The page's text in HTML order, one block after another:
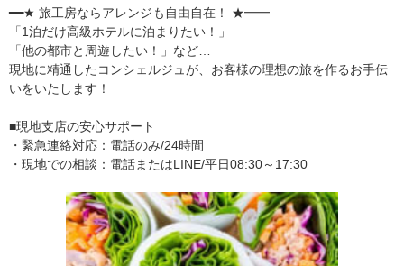
━━★ 旅工房ならアレンジも自由自在！ ★━━
「1泊だけ高級ホテルに泊まりたい！」
「他の都市と周遊したい！」など…
現地に精通したコンシェルジュが、お客様の理想の旅を作るお手伝
いをいたします！
■現地支店の安心サポート
・緊急連絡対応：電話のみ/24時間
・現地での相談：電話またはLINE/平日08:30～17:30